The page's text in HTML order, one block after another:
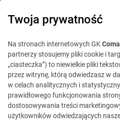
Kariera,
Twoja prywatność
Na stronach internetowych GK
partnerzy stosujemy pliki cookie i
„ciasteczka”) to niewielkie pliki
przez witrynę, którą odwiedzasz w
w celach analitycznych i
prawidłowego funkcjonowania
dostosowywania treści
użytkowników odwiedzających